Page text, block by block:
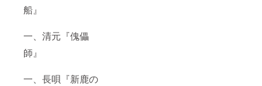
船』
一、清元『傀儡
師』
一、長唄『新鹿の